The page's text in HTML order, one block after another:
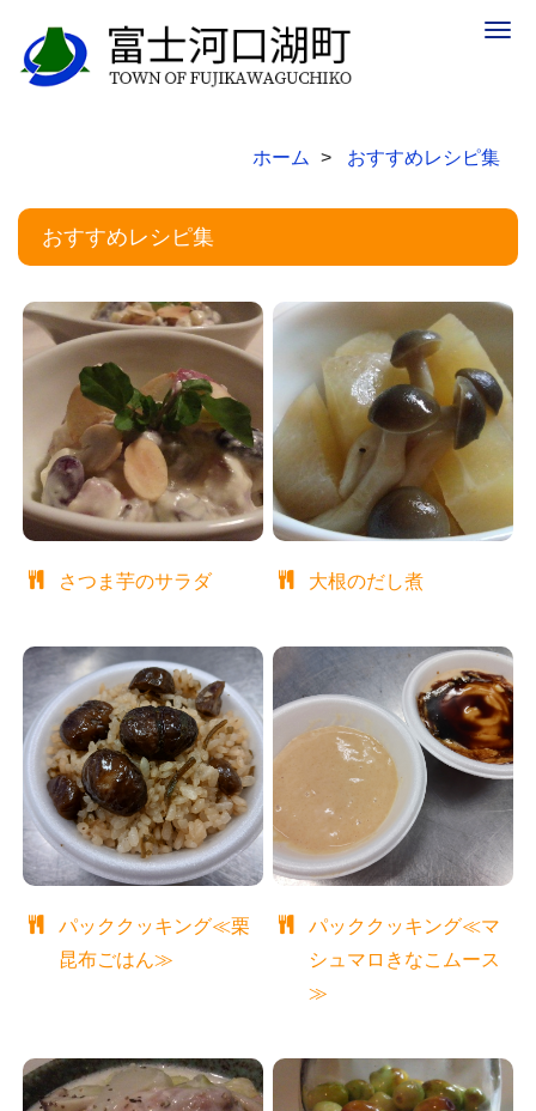
ホーム おすすめレシピ集
おすすめレシピ集
さつま芋のサラダ 大根のだし煮
パッククッキング≪栗
昆布ごはん≫
パッククッキング≪マ
シュマロきなこムース
≫